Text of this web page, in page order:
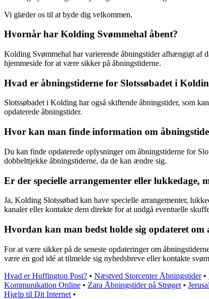
Vi glæder os til at byde dig velkommen.
Hvornår har Kolding Svømmehal åbent?
Kolding Svømmehal har varierende åbningstider afhængigt af
hjemmeside for at være sikker på åbningstiderne.
Hvad er åbningstiderne for Slotssøbadet i
Slotssøbadet i Kolding har også skiftende åbningstider, som
opdaterede åbningstider.
Hvor kan man finde information om
Du kan finde opdaterede oplysninger om åbningstiderne for
dobbelttjekke åbningstiderne, da de kan ændre sig.
Er der specielle arrangementer eller
Ja, Kolding Slotssøbad kan have specielle arrangementer,
kanaler eller kontakte dem direkte for at undgå eventuelle
Hvordan kan man bedst holde sig opdateret
For at være sikker på de seneste opdateringer om
være en god idé at tilmelde sig nyhedsbreve eller kontakte
Hvad er Huffington Post? • Næstved Storcenter Åbningstider•
Kommunikation Online • Zara Åbningstider på Strøget •
Hjælp til Dit Internet •